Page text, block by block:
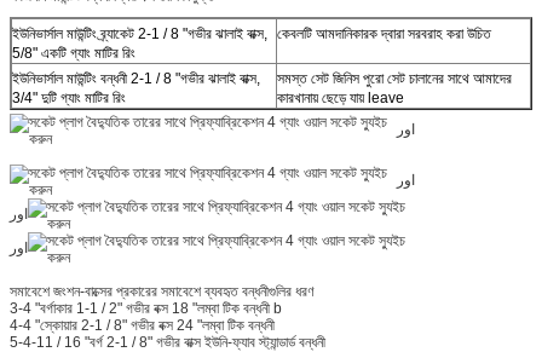
ইউনিভার্সাল মাউন্টিং ব্র্যাকেট 2-1 / 8 "গভীর ঝালাই বাক্স,
5/8" একটি গ্যাং মাটির রিং
কেবলটি আমদানিকারক দ্বারা সরবরাহ করা উচিত
ইউনিভার্সাল মাউন্টিং বন্ধনী 2-1 / 8 "গভীর ঝালাই বাক্স,
3/4" দুটি গ্যাং মাটির রিং
সমস্ত সেট জিনিস পুরো সেট চালানের সাথে আমাদের
কারখানায় ছেড়ে যায় leave
اور
اور
اور
اور
সমাবেশে জংশন-বাক্সের প্রকারের সমাবেশে ব্যবহৃত বন্ধনীগুলির ধরণ
3-4 "বর্গাকার 1-1 / 2" গভীর বক্স 18 "লম্বা টিক বন্ধনী b
4-4 "স্কোয়ার 2-1 / 8" গভীর বক্স 24 "লম্বা টিক বন্ধনী
5-4-11 / 16 "বর্গ 2-1 / 8" গভীর বাক্স ইউনি-ফ্যাব স্ট্যান্ডার্ড বন্ধনী